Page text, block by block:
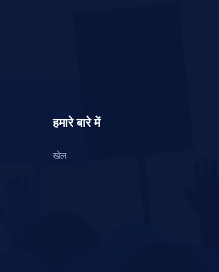
हमारे बारे में
खेल